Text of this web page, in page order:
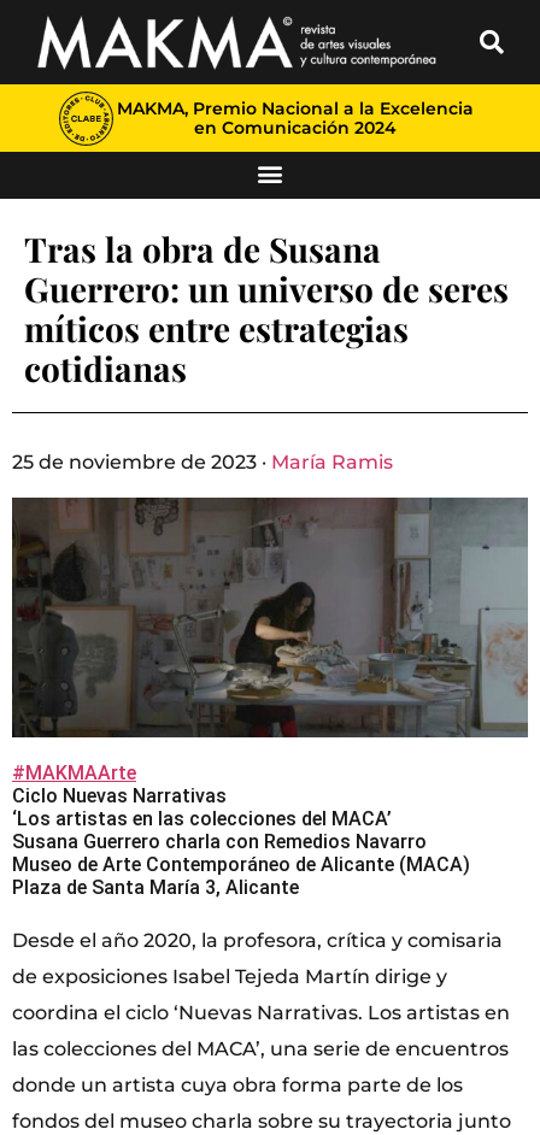
MAKMA, Premio Nacional a la Excelencia
en Comunicación 2024
Tras la obra de Susana
Guerrero: un universo de seres
míticos entre estrategias
cotidianas
25 de noviembre de 2023 · María Ramis
#MAKMAArte
Ciclo Nuevas Narrativas
‘Los artistas en las colecciones del MACA’
Susana Guerrero charla con Remedios Navarro
Museo de Arte Contemporáneo de Alicante (MACA)
Plaza de Santa María 3, Alicante
Desde el año 2020, la profesora, crítica y comisaria
de exposiciones Isabel Tejeda Martín dirige y
coordina el ciclo ‘Nuevas Narrativas. Los artistas en
las colecciones del MACA’, una serie de encuentros
donde un artista cuya obra forma parte de los
fondos del museo charla sobre su trayectoria junto